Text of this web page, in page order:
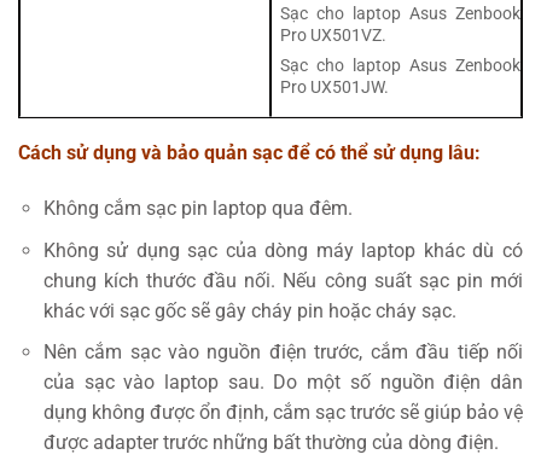
Sạc cho laptop Asus Zenbook
Pro UX501VZ.
Sạc cho laptop Asus Zenbook
Pro UX501JW.
Cách sử dụng và bảo quản sạc để có thể sử dụng lâu:
Không cắm sạc pin laptop qua đêm.
Không sử dụng sạc của dòng máy laptop khác dù có
chung kích thước đầu nối. Nếu công suất sạc pin mới
khác với sạc gốc sẽ gây cháy pin hoặc cháy sạc.
Nên cắm sạc vào nguồn điện trước, cắm đầu tiếp nối
của sạc vào laptop sau. Do một số nguồn điện dân
dụng không được ổn định, cắm sạc trước sẽ giúp bảo vệ
được adapter trước những bất thường của dòng điện.